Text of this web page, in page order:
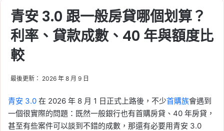
青安 3.0 跟一般房貸哪個划算？
利率、貸款成數、40 年與額度比
較
最後更新： 2026 年 8 月 9 日
青安 3.0 在 2026 年 8 月 1 日正式上路後，不少首購族會遇到
一個很實際的問題：既然一般銀行也有首購房貸、40 年房貸，
甚至有些案件可以談到不錯的成數，那還有必要用青安 3.0